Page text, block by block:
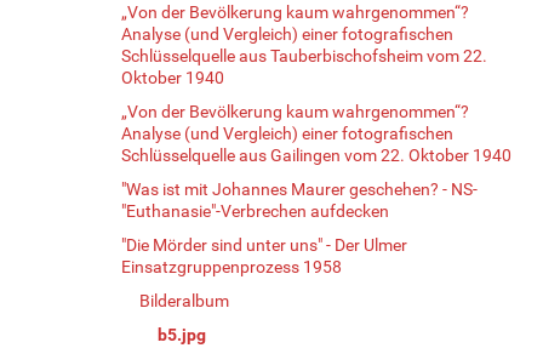
„Von der Bevölkerung kaum wahrgenommen“?
Analyse (und Vergleich) einer fotografischen
Schlüsselquelle aus Tauberbischofsheim vom 22.
Oktober 1940
„Von der Bevölkerung kaum wahrgenommen“?
Analyse (und Vergleich) einer fotografischen
Schlüsselquelle aus Gailingen vom 22. Oktober 1940
"Was ist mit Johannes Maurer geschehen? - NS-
"Euthanasie"-Verbrechen aufdecken
"Die Mörder sind unter uns" - Der Ulmer
Einsatzgruppenprozess 1958
Bilderalbum
b5.jpg